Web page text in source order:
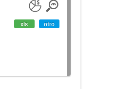
xls otro